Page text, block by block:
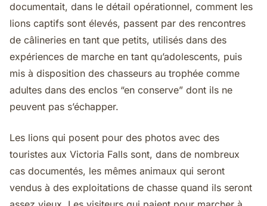
documentait, dans le détail opérationnel, comment les
lions captifs sont élevés, passent par des rencontres
de câlineries en tant que petits, utilisés dans des
expériences de marche en tant qu’adolescents, puis
mis à disposition des chasseurs au trophée comme
adultes dans des enclos “en conserve” dont ils ne
peuvent pas s’échapper.
Les lions qui posent pour des photos avec des
touristes aux Victoria Falls sont, dans de nombreux
cas documentés, les mêmes animaux qui seront
vendus à des exploitations de chasse quand ils seront